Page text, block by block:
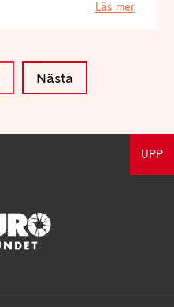
Läs mer
Nästa
UPP